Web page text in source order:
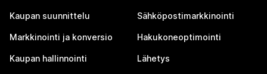
Kaupan suunnittelu
Markkinointi ja konversio
Kaupan hallinnointi
Sähköpostimarkkinointi
Hakukoneoptimointi
Lähetys